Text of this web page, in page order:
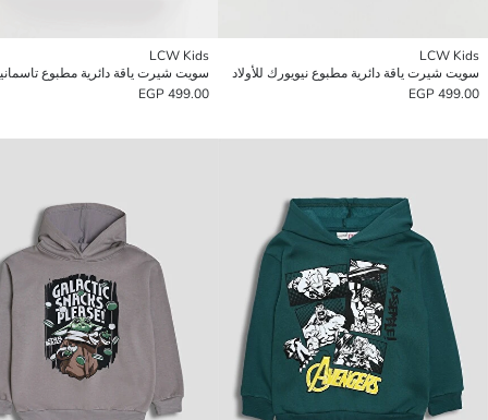
LCW Kids
سويت شيرت ياقة دائرية مطبوع نيويورك للأولاد
499.00 EGP
LCW Kids
499.00 EGP